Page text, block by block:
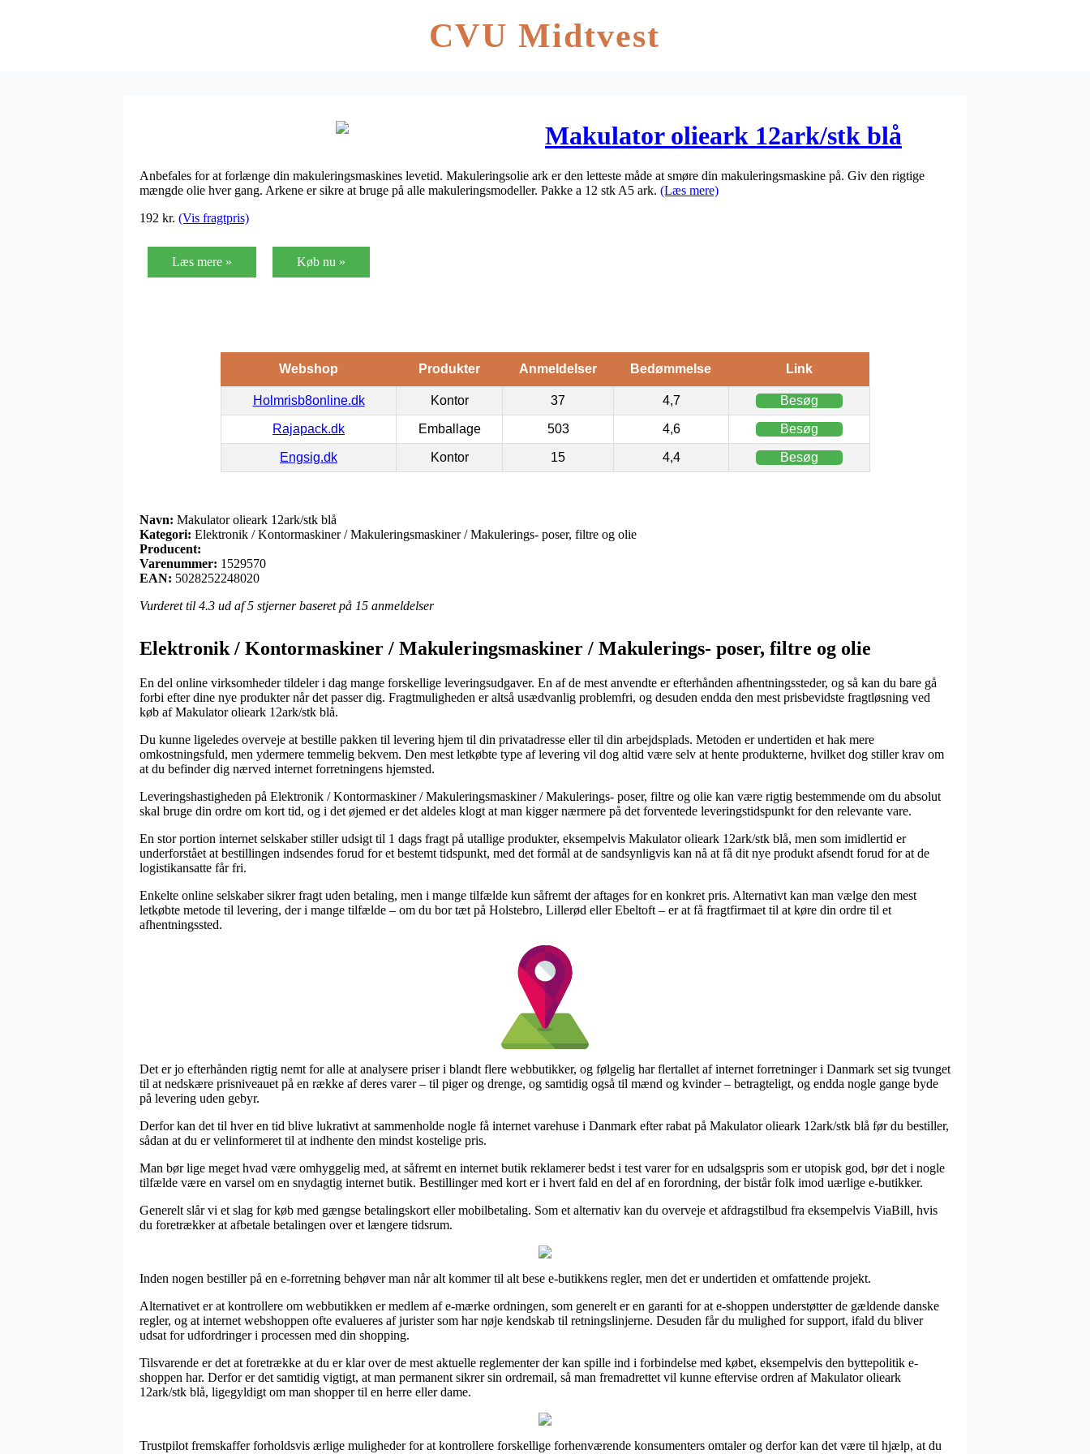
CVU Midtvest
Makulator olieark 12ark/stk blå
Anbefales for at forlænge din makuleringsmaskines levetid. Makuleringsolie ark er den letteste måde at smøre din makuleringsmaskine på. Giv den rigtige
mængde olie hver gang. Arkene er sikre at bruge på alle makuleringsmodeller. Pakke a 12 stk A5 ark. (Læs mere)
192 kr. (Vis fragtpris)
Læs mere » Køb nu »
Webshop Produkter Anmeldelser Bedømmelse Link
Holmrisb8online.dk Kontor 37 4,7 Besøg
Rajapack.dk Emballage 503 4,6 Besøg
Engsig.dk Kontor 15 4,4 Besøg
Navn: Makulator olieark 12ark/stk blå
Kategori: Elektronik / Kontormaskiner / Makuleringsmaskiner / Makulerings- poser, filtre og olie
Producent:
Varenummer: 1529570
EAN: 5028252248020
Vurderet til 4.3 ud af 5 stjerner baseret på 15 anmeldelser
Elektronik / Kontormaskiner / Makuleringsmaskiner / Makulerings- poser, filtre og olie
En del online virksomheder tildeler i dag mange forskellige leveringsudgaver. En af de mest anvendte er efterhånden afhentningssteder, og så kan du bare gå
forbi efter dine nye produkter når det passer dig. Fragtmuligheden er altså usædvanlig problemfri, og desuden endda den mest prisbevidste fragtløsning ved
køb af Makulator olieark 12ark/stk blå.
Du kunne ligeledes overveje at bestille pakken til levering hjem til din privatadresse eller til din arbejdsplads. Metoden er undertiden et hak mere
omkostningsfuld, men ydermere temmelig bekvem. Den mest letkøbte type af levering vil dog altid være selv at hente produkterne, hvilket dog stiller krav om
at du befinder dig nærved internet forretningens hjemsted.
Leveringshastigheden på Elektronik / Kontormaskiner / Makuleringsmaskiner / Makulerings- poser, filtre og olie kan være rigtig bestemmende om du absolut
skal bruge din ordre om kort tid, og i det øjemed er det aldeles klogt at man kigger nærmere på det forventede leveringstidspunkt for den relevante vare.
En stor portion internet selskaber stiller udsigt til 1 dags fragt på utallige produkter, eksempelvis Makulator olieark 12ark/stk blå, men som imidlertid er
underforstået at bestillingen indsendes forud for et bestemt tidspunkt, med det formål at de sandsynligvis kan nå at få dit nye produkt afsendt forud for at de
logistikansatte får fri.
Enkelte online selskaber sikrer fragt uden betaling, men i mange tilfælde kun såfremt der aftages for en konkret pris. Alternativt kan man vælge den mest
letkøbte metode til levering, der i mange tilfælde – om du bor tæt på Holstebro, Lillerød eller Ebeltoft – er at få fragtfirmaet til at køre din ordre til et
afhentningssted.
Det er jo efterhånden rigtig nemt for alle at analysere priser i blandt flere webbutikker, og følgelig har flertallet af internet forretninger i Danmark set sig tvunget
til at nedskære prisniveauet på en række af deres varer – til piger og drenge, og samtidig også til mænd og kvinder – betragteligt, og endda nogle gange byde
på levering uden gebyr.
Derfor kan det til hver en tid blive lukrativt at sammenholde nogle få internet varehuse i Danmark efter rabat på Makulator olieark 12ark/stk blå før du bestiller,
sådan at du er velinformeret til at indhente den mindst kostelige pris.
Man bør lige meget hvad være omhyggelig med, at såfremt en internet butik reklamerer bedst i test varer for en udsalgspris som er utopisk god, bør det i nogle
tilfælde være en varsel om en snydagtig internet butik. Bestillinger med kort er i hvert fald en del af en forordning, der bistår folk imod uærlige e-butikker.
Generelt slår vi et slag for køb med gængse betalingskort eller mobilbetaling. Som et alternativ kan du overveje et afdragstilbud fra eksempelvis ViaBill, hvis
du foretrækker at afbetale betalingen over et længere tidsrum.
Inden nogen bestiller på en e-forretning behøver man når alt kommer til alt bese e-butikkens regler, men det er undertiden et omfattende projekt.
Alternativet er at kontrollere om webbutikken er medlem af e-mærke ordningen, som generelt er en garanti for at e-shoppen understøtter de gældende danske
regler, og at internet webshoppen ofte evalueres af jurister som har nøje kendskab til retningslinjerne. Desuden får du mulighed for support, ifald du bliver
udsat for udfordringer i processen med din shopping.
Tilsvarende er det at foretrække at du er klar over de mest aktuelle reglementer der kan spille ind i forbindelse med købet, eksempelvis den byttepolitik e-
shoppen har. Derfor er det samtidig vigtigt, at man permanent sikrer sin ordremail, så man fremadrettet vil kunne eftervise ordren af Makulator olieark
12ark/stk blå, ligegyldigt om man shopper til en herre eller dame.
Trustpilot fremskaffer forholdsvis ærlige muligheder for at kontrollere forskellige forhenværende konsumenters omtaler og derfor kan det være til hjælp, at du